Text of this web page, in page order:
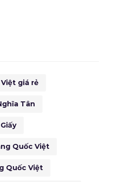
giá rẻ
Tân
Quốc Việt
Quốc Việt